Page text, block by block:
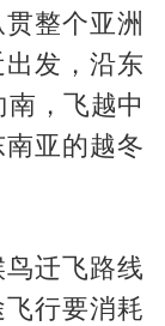
整个亚洲
发，沿东
，飞越中
亚的越冬
迁飞路线
行要消耗